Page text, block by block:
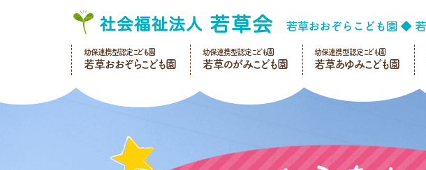
幼保連携型認定こども園
若草おおぞらこども園
幼保連携型認定こども園
若草のがみこども園
幼保連携型認定こども園
若草あゆみこども園